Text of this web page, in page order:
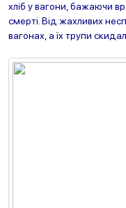
хліб у вагони, бажаючи
смерті. Від жахливих
вагонах, а їх трупи